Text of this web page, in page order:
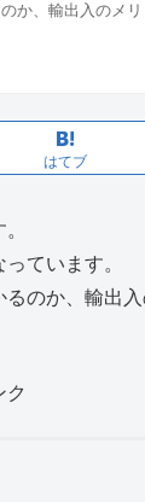
か、輸出入のメ
はてブ
ています。
のか、輸出
ク